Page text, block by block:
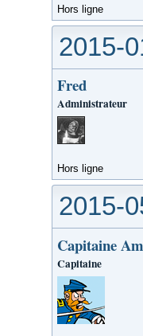
Hors ligne
2015-
Fred
Administrateur
Hors ligne
2015-
Capitaine
Capitaine